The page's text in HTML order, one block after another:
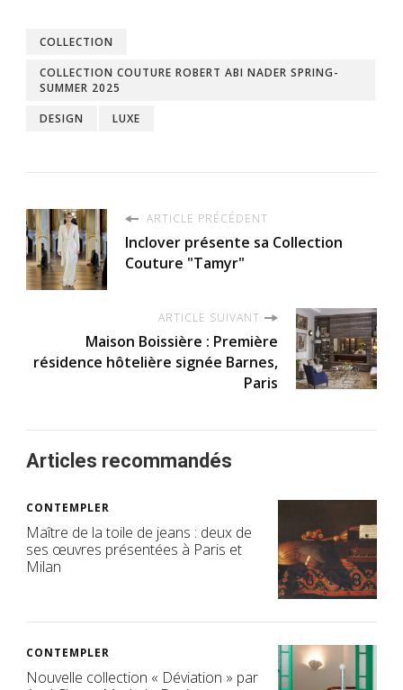
COLLECTION
COLLECTION COUTURE ROBERT ABI NADER SPRING-
SUMMER 2025
DESIGN
LUXE
ARTICLE PRÉCÉDENT
Inclover présente sa Collection
Couture "Tamyr"
ARTICLE SUIVANT
Maison Boissière : Première
résidence hôtelière signée Barnes,
Paris
Articles recommandés
CONTEMPLER
Maître de la toile de jeans : deux de
ses œuvres présentées à Paris et
Milan
CONTEMPLER
Nouvelle collection « Déviation » par